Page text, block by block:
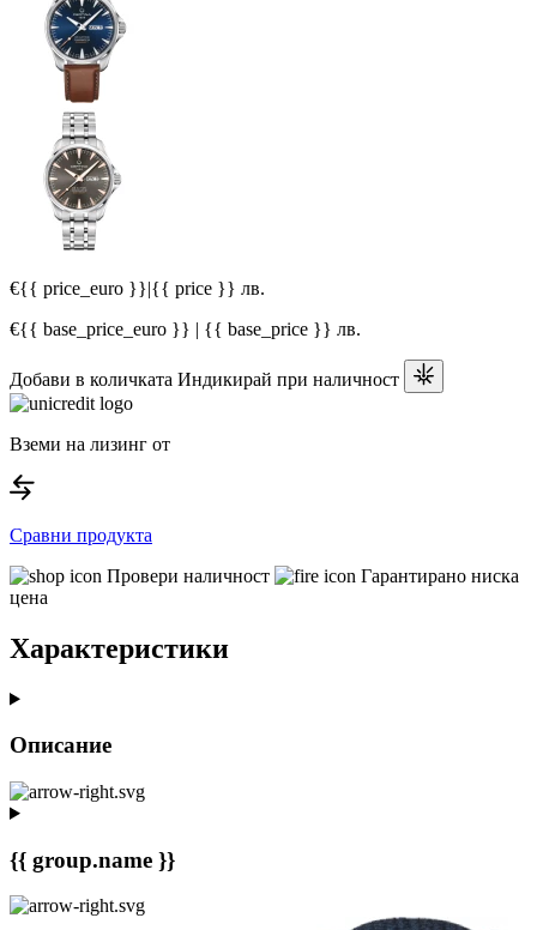
€{{ price_euro }}|{{ price }} лв.
€{{ base_price_euro }} | {{ base_price }} лв.
Добави в количката Индикирай при наличност
Вземи на лизинг от
Сравни продукта
Провери наличност
Гарантирано ниска
цена
Характеристики
Описание
{{ group.name }}